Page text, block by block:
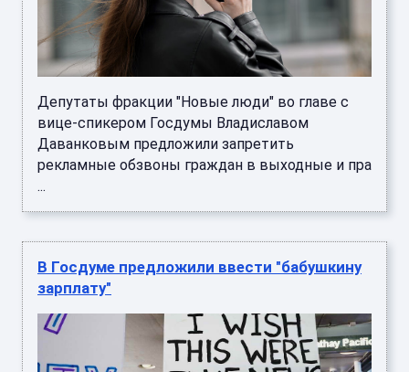
Депутаты фракции "Новые люди" во главе с
вице-спикером Госдумы Владиславом
Даванковым предложили запретить
рекламные обзвоны граждан в выходные и пра
...
В Госдуме предложили ввести "бабушкину
зарплату"